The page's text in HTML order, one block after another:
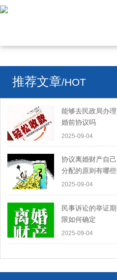
推荐文章/HOT
能够去民政局办理
婚前协议吗
2025-09-04
协议离婚财产自己
分配的原则有哪些
2025-09-04
民事诉讼的举证期
限如何确定
2025-09-04